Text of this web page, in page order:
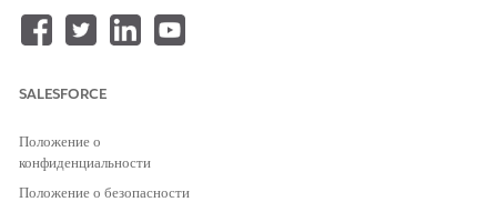
Click into the
Language
SALESFORCE
Положение о
конфиденциальности
Положение о безопасности